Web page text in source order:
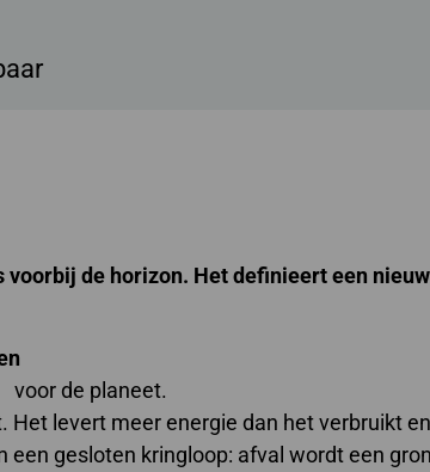
de horizon. Het definieert een
voor de planeet.
levert meer energie dan het verbruikt
een gesloten kringloop: afval wordt een